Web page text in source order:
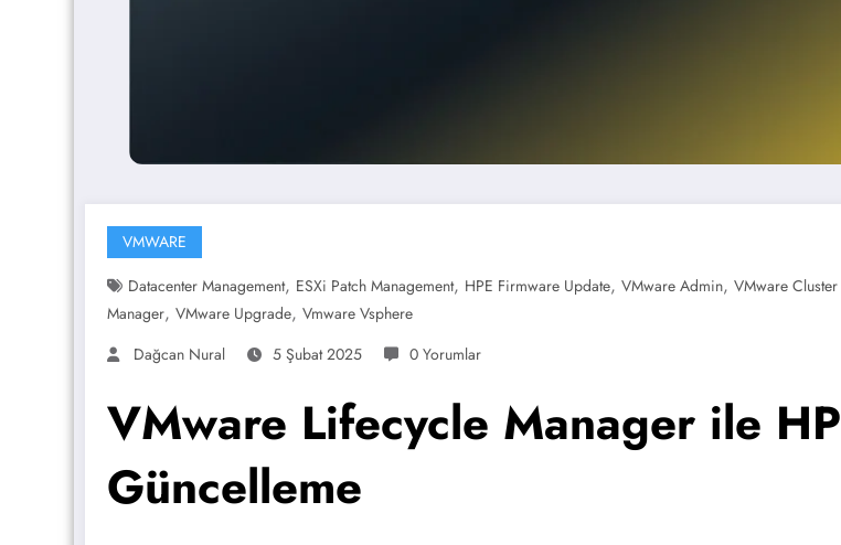
VMWARE
Datacenter Management, ESXi Patch Management, HPE Firmware Update, VMware Admin, VMware
Manager, VMware Upgrade, Vmware Vsphere
Dağcan Nural
5 Şubat 2025 0 Yorumlar
VMware Lifecycle Manager ile
Güncelleme